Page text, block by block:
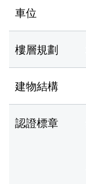
車位
樓層規劃
建物結構
認證標章